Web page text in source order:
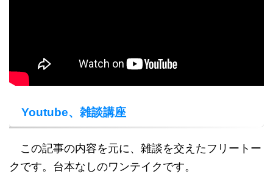
Youtube、雑談講座
この記事の内容を元に、雑談を交えたフリートー
クです。台本なしのワンテイクです。